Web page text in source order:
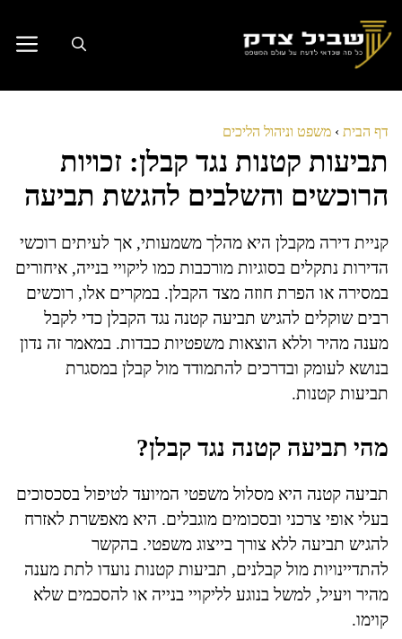
לתוכן
דף הבית › משפט וניהול הליכים
תביעות קטנות נגד קבלן: זכויות
הרוכשים והשלבים להגשת תביעה
קניית דירה מקבלן היא מהלך משמעותי, אך לעיתים רוכשי
הדירות נתקלים בסוגיות מורכבות כמו ליקויי בנייה, איחורים
במסירה או הפרת חוזה מצד הקבלן. במקרים אלו, רוכשים
רבים שוקלים להגיש תביעה קטנה נגד הקבלן כדי לקבל
מענה מהיר וללא הוצאות משפטיות כבדות. במאמר זה נדון
בנושא לעומק ובדרכים להתמודד מול קבלן במסגרת
תביעות קטנות.
מהי תביעה קטנה נגד קבלן?
תביעה קטנה היא מסלול משפטי המיועד לטיפול בסכסוכים
בעלי אופי צרכני ובסכומים מוגבלים. היא מאפשרת לאזרח
להגיש תביעה ללא צורך בייצוג משפטי. בהקשר
להתדיינויות מול קבלנים, תביעות קטנות נועדו לתת מענה
מהיר ויעיל, למשל בנוגע לליקויי בנייה או להסכמים שלא
קוימו.